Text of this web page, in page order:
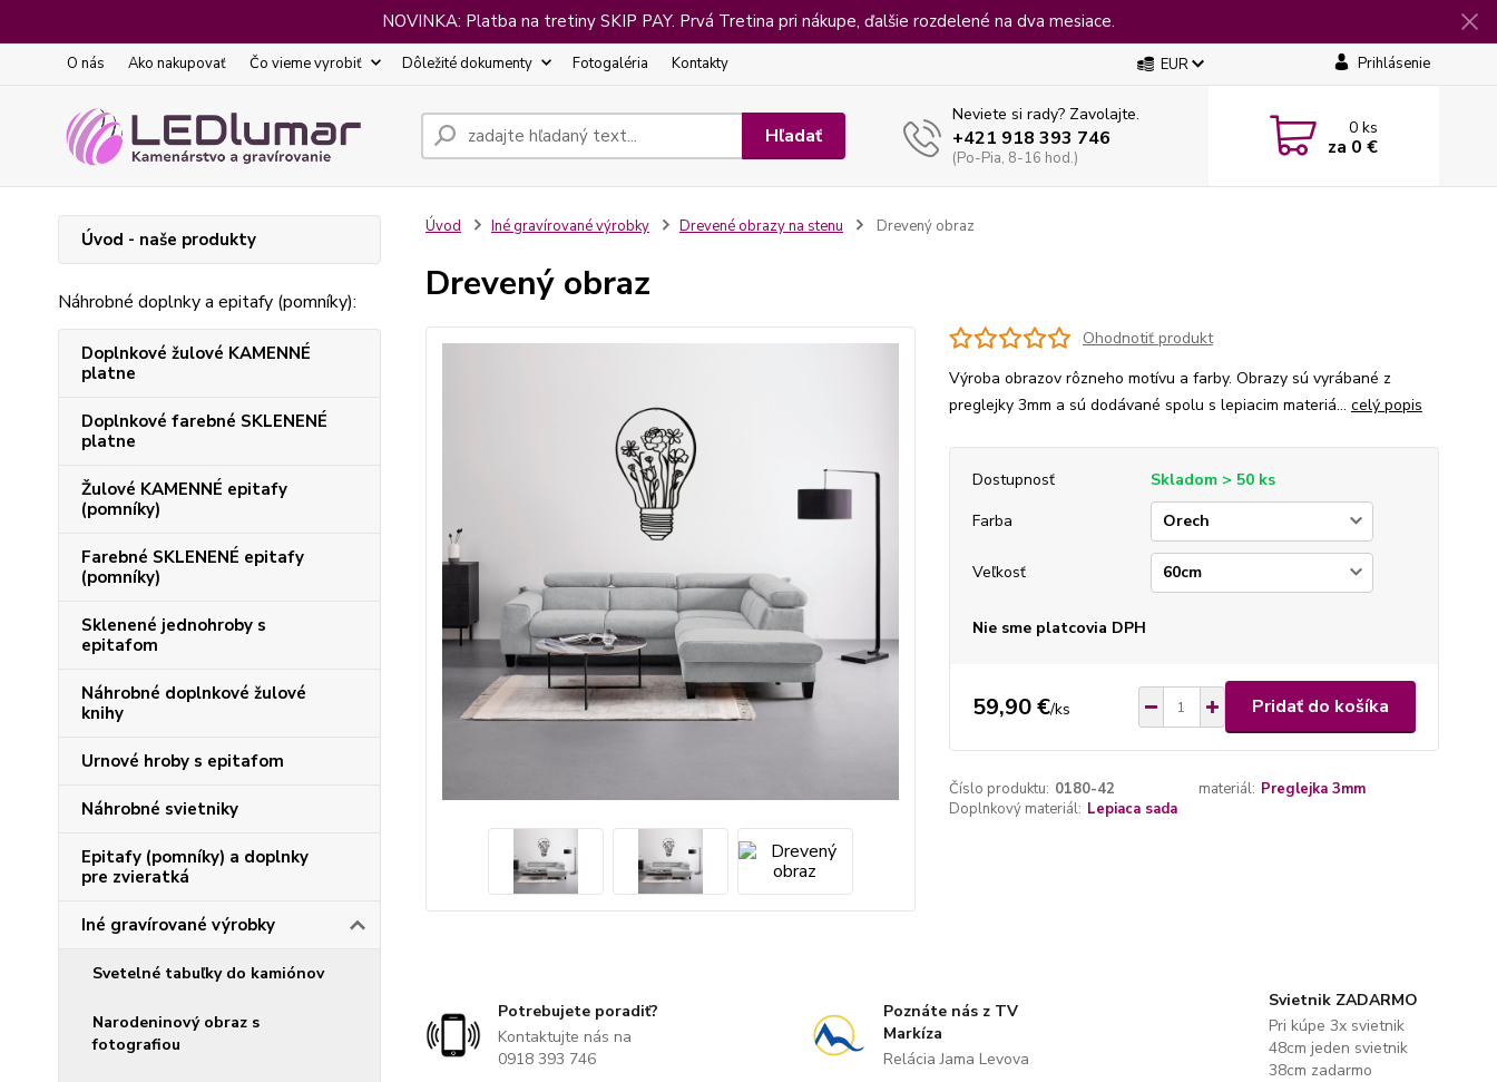
NOVINKA: Platba na tretiny SKIP PAY. Prvá Tretina pri nákupe, ďalšie rozdelené na dva mesiace.
O nás Ako nakupovať Čo vieme vyrobiť Dôležité dokumenty Fotogaléria Kontakty EUR Prihlásenie
Hľadať
Neviete si rady? Zavolajte.
+421 918 393 746
(Po-Pia, 8-16 hod.)
0ks
za 0 €
Úvod - naše produkty
Náhrobné doplnky a epitafy (pomníky):
Doplnkové žulové KAMENNÉ
platne
Doplnkové farebné SKLENENÉ
platne
Žulové KAMENNÉ epitafy
(pomníky)
Farebné SKLENENÉ epitafy
(pomníky)
Sklenené jednohroby s
epitafom
Náhrobné doplnkové žulové
knihy
Urnové hroby s epitafom
Náhrobné svietniky
Epitafy (pomníky) a doplnky
pre zvieratká
Iné gravírované výrobky
Svetelné tabuľky do kamiónov
Narodeninový obraz s
fotografiou
Úvod Iné gravírované výrobky Drevené obrazy na stenu Drevený obraz
Drevený obraz
Ohodnotiť produkt
Výroba obrazov rôzneho motívu a farby. Obrazy sú vyrábané z
preglejky 3mm a sú dodávané spolu s lepiacim materiá... celý popis
Dostupnosť
Skladom > 50 ks
Farba
Veľkosť
Nie sme platcovia DPH
59,90 €/ks Pridať do košíka
Číslo produktu: 0180-42 materiál: Preglejka 3mm
Doplnkový materiál: Lepiaca sada
Potrebujete poradiť?
Kontaktujte nás na
0918 393 746
Poznáte nás z TV
Markíza
Relácia Jama Levova
Svietnik ZADARMO
Pri kúpe 3x svietnik
48cm jeden svietnik
38cm zadarmo